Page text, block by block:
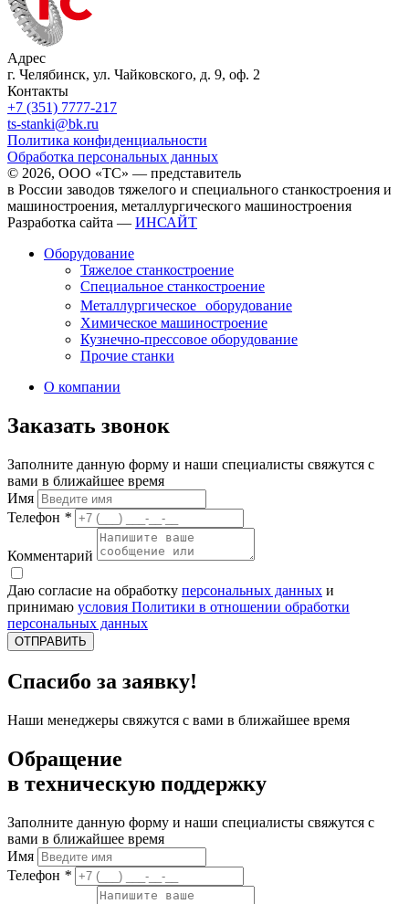
Адрес
г. Челябинск, ул. Чайковского, д. 9, оф. 2
Контакты
+7 (351) 7777-217
ts-stanki@bk.ru
Политика конфиденциальности
Обработка персональных данных
© 2026, ООО «ТС» — представитель
в России заводов тяжелого и специального станкостроения и
машиностроения, металлургического машиностроения
Разработка сайта — ИНСАЙТ
Оборудование
Тяжелое станкостроение
Специальное станкостроение
Металлургическое оборудование
Химическое машиностроение
Кузнечно-прессовое оборудование
Прочие станки
О компании
Заказать звонок
Заполните данную форму и наши специалисты свяжутся с
вами в ближайшее время
Имя
Телефон *
Комментарий
Даю согласие на обработку персональных данных и
принимаю условия Политики в отношении обработки
персональных данных
ОТПРАВИТЬ
Спасибо за заявку!
Наши менеджеры свяжутся с вами в ближайшее время
Обращение
в техническую поддержку
Заполните данную форму и наши специалисты свяжутся с
вами в ближайшее время
Имя
Телефон *